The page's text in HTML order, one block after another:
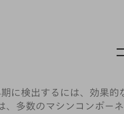
に検出するには、効果
、多数のマシンコンポー